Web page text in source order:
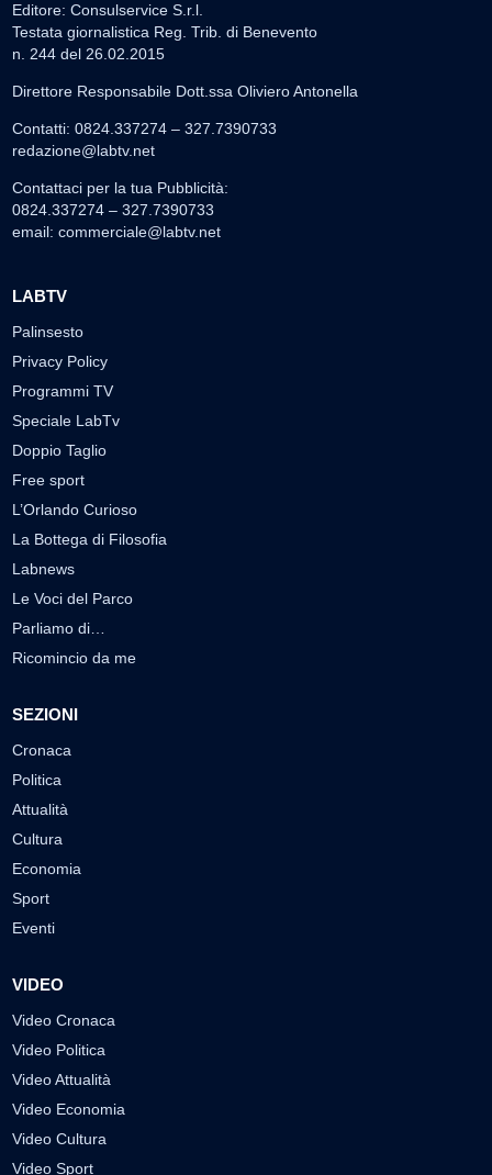
Editore: Consulservice S.r.l.
Testata giornalistica Reg. Trib. di Benevento
n. 244 del 26.02.2015
Direttore Responsabile Dott.ssa Oliviero Antonella
Contatti: 0824.337274 – 327.7390733
redazione@labtv.net
Contattaci per la tua Pubblicità:
0824.337274 – 327.7390733
email: commerciale@labtv.net
LABTV
Palinsesto
Privacy Policy
Programmi TV
Speciale LabTv
Doppio Taglio
Free sport
L’Orlando Curioso
La Bottega di Filosofia
Labnews
Le Voci del Parco
Parliamo di…
Ricomincio da me
SEZIONI
Cronaca
Politica
Attualità
Cultura
Economia
Sport
Eventi
VIDEO
Video Cronaca
Video Politica
Video Attualità
Video Economia
Video Cultura
Video Sport